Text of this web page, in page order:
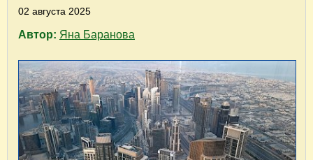
02 августа 2025
Автор: Яна Баранова